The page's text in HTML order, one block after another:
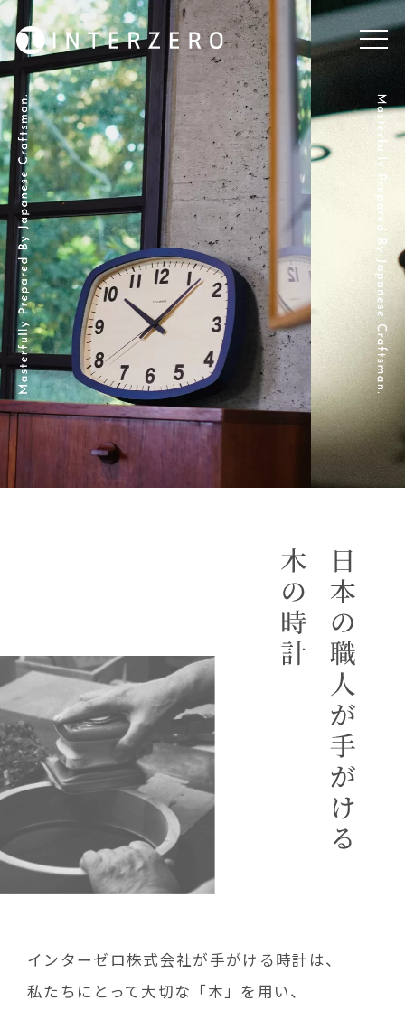
インターゼロ株式会社が手がける時計は、
私たちにとって大切な「木」を用い、